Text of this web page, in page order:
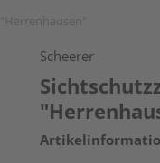
Scheerer